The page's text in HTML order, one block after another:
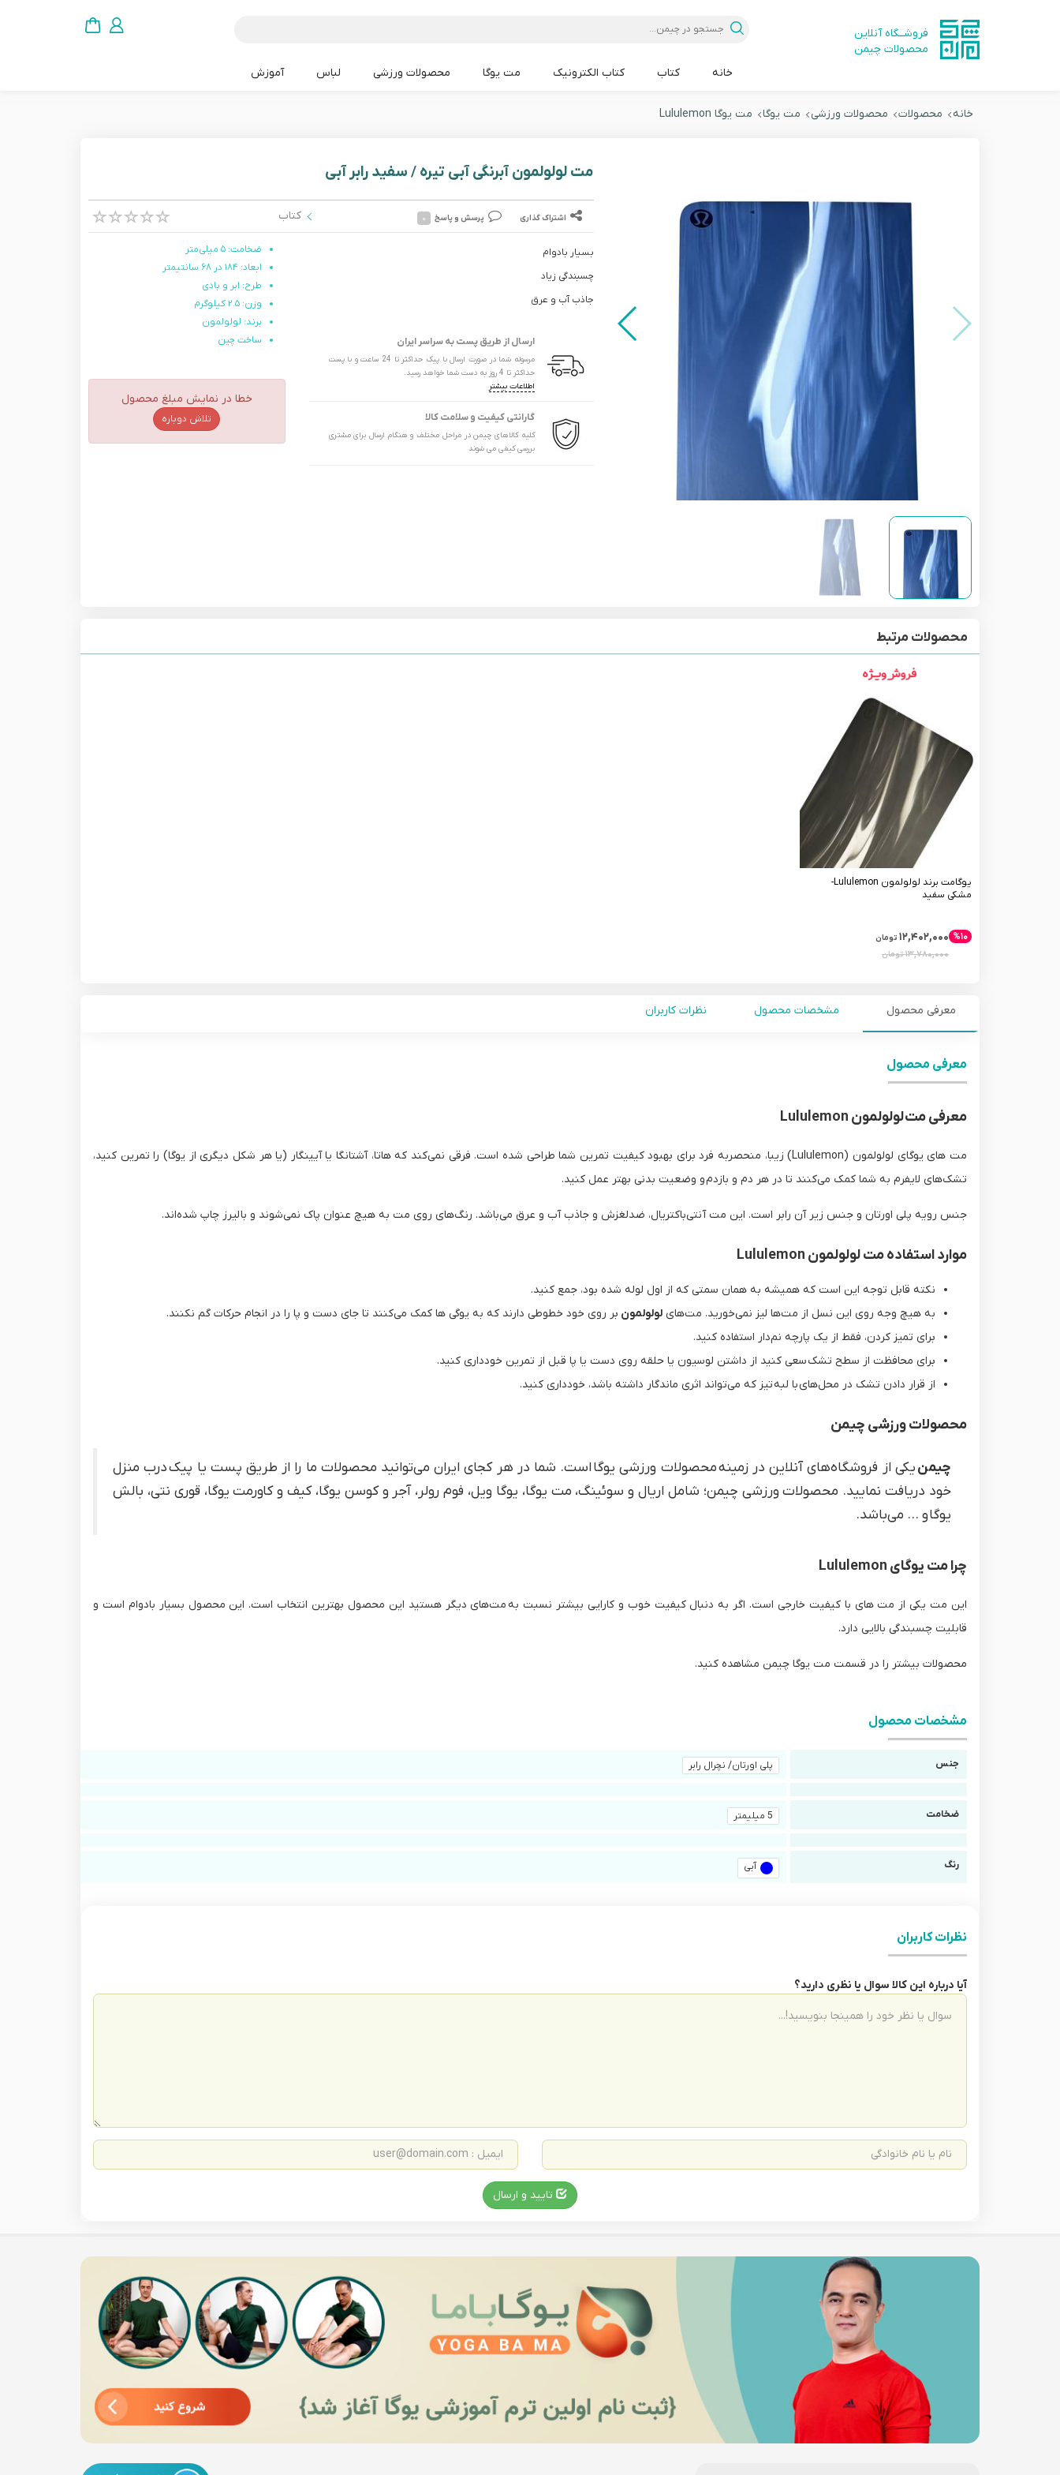
فروشــگاه آنلاین
محصولات چیمن
خانه
کتاب کتاب الکترونیک مت یوگا محصولات ورزشی لباس آموزش
خانه محصولات محصولات ورزشی مت یوگا مت یوگا Lululemon
مت لولولمون آبرنگی آبی تیره / سفید رابر آبی
اشتراک گذاری پرسش و پاسخ ۰ کتاب
بسیار بادوام
چسبندگی زیاد
جاذب آب و عرق
ارسال از طریق پست به سراسر ایران
مرسوله شما در صورت ارسال با پیک حداکثر تا 24 ساعت و با پست
حداکثر تا 4 روز به دست شما خواهد رسید.
اطلاعات بیشتر
گارانتی کیفیت و سلامت کالا
کلیه کالاهای چیمن در مراحل مختلف و هنگام ارسال برای مشتری
بررسی کیفی می شوند
ضخامت: ۵ میلی‌متر
ابعاد: ۱۸۴ در ۶۸ سانتیمتر
طرح: ابر و بادی
وزن: ۲.۵ کیلوگرم
برند: لولولمون
ساخت چین
خطا در نمایش مبلغ محصول
تلاش دوباره
محصولات مرتبط
یوگامت برند لولولمون Lululemon-
مشکی سفید
۱۲,۴۰۲,۰۰۰ تومان
۱۳,۷۸۰,۰۰۰تومان
%۱۰
معرفی محصول مشخصات محصول نظرات کاربران
معرفی محصول
معرفی مت‌ لولولمون Lululemon
مت های یوگای لولولمون (Lululemon) زیبا، منحصربه فرد برای بهبود کیفیت تمرین شما طراحی شده است. فرقی نمی‌کند که هاتا، آشتانگا یا آیینگار (یا هر شکل دیگری از یوگا) را تمرین کنید،
تشک‌های لایفرم به شما کمک می‌کنند تا در هر دم و بازدم و وضعیت بدنی بهتر عمل کنید.
جنس رویه پلی اورتان و جنس زیر آن رابر است. این مت آنتی‌باکتریال، ضدلغزش و جاذب آب و عرق می‌باشد. رنگ‌های روی مت به هیچ عنوان پاک نمی‌شوند و با لیرز چاپ شده‌اند.
موارد استفاده مت لولولمون Lululemon
نکته قابل توجه این است که همیشه به همان سمتی که از اول لوله شده بود، جمع کنید.
به هیچ وجه روی این نسل از مت‌ها لیز نمی‌خورید. مت‌های لولولمون بر روی خود خطوطی دارند که به یوگی ها کمک می‌کنند تا جای دست و‌ پا را در انجام حرکات گم نکنند.
برای تمیز کردن، فقط از یک پارچه نم‌دار استفاده کنید.
برای محافظت از سطح تشک سعی کنید از داشتن لوسیون یا حلقه روی دست یا پا قبل از تمرین خودداری کنید.
از قرار دادن تشک در محل‌های با لبه تیز که می‌تواند اثری ماندگار داشته باشد، خودداری کنید.
محصولات ورزشی چیمن
چیمنیکی از فروشگاه‌های آنلاین در زمینه محصولات ورزشی یوگا است. شما در هر کجای ایران می‌توانید محصولات ما را از طریق پست یا پیک درب منزل
خود دریافت نمایید. محصولات ورزشی چیمن؛ شامل اریال و سوئینگ، مت یوگا، یوگا ویل، فوم رولر، آجر و کوسن یوگا، کیف و کاورمت یوگا، قوری نتی، بالش
یوگا و ... می‌باشد.
چرا مت یوگای Lululemon
این مت یکی از مت های با کیفیت خارجی است. اگر به دنبال کیفیت خوب و کارایی بیشتر نسبت به مت‌های دیگر هستید این محصول بهترین انتخاب است. این محصول بسیار بادوام است و
قابلیت چسبندگی بالایی دارد.
محصولات بیشتر را در قسمت مت یوگا چیمن مشاهده کنید.
مشخصات محصول
جنس پلی اورتان/ نچرال رابر
ضخامت 5 میلیمتر
رنگ آبی
نظرات کاربران
آیا درباره این کالا سوال یا نظری دارید؟